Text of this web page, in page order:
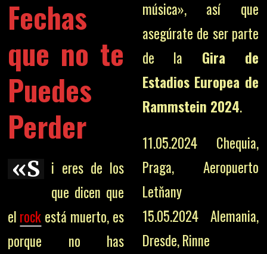
Fechas
que no te
Puedes
Perder
«S
i eres de los
que dicen que
el rock está muerto, es
porque no has
música», así que
asegúrate de ser parte
de la Gira de
Estadios Europea de
Rammstein 2024.
11.05.2024 Chequia,
Praga, Aeropuerto
Letňany
15.05.2024 Alemania,
Dresde, Rinne